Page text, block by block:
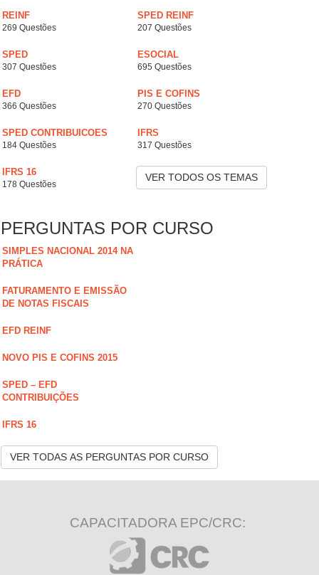
REINF
269 Questões
SPED REINF
207 Questões
SPED
307 Questões
ESOCIAL
695 Questões
EFD
366 Questões
PIS E COFINS
270 Questões
SPED CONTRIBUICOES
184 Questões
IFRS
317 Questões
IFRS 16
178 Questões
VER TODOS OS TEMAS
PERGUNTAS POR CURSO
SIMPLES NACIONAL 2014 NA
PRÁTICA
FATURAMENTO E EMISSÃO
DE NOTAS FISCAIS
EFD REINF
NOVO PIS E COFINS 2015
SPED – EFD
CONTRIBUIÇÕES
IFRS 16
VER TODAS AS PERGUNTAS POR CURSO
CAPACITADORA EPC/CRC: